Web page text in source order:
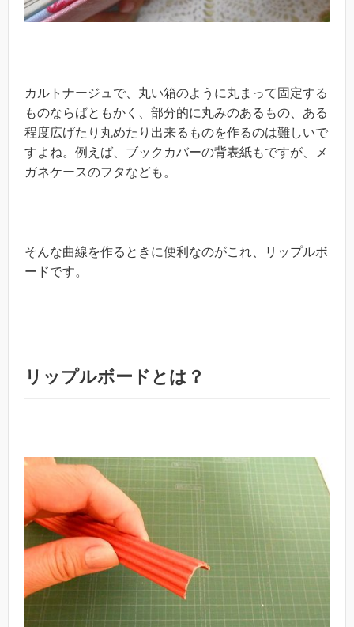
カルトナージュで、丸い箱のように丸まって固定する
ものならばともかく、部分的に丸みのあるもの、ある
程度広げたり丸めたり出来るものを作るのは難しいで
すよね。例えば、ブックカバーの背表紙もですが、メ
ガネケースのフタなども。
そんな曲線を作るときに便利なのがこれ、リップルボ
ードです。
リップルボードとは？